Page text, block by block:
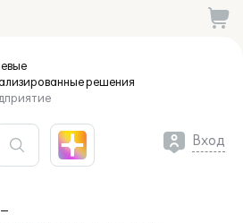
решения
Вход